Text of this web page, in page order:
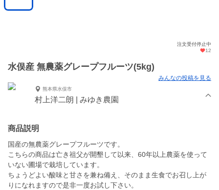
注文受付停止中
12
水俣産 無農薬グレープフルーツ(5kg)
みんなの投稿を見る
熊本県水俣市
村上洋二朗 | みゆき農園
商品説明
国産の無農薬グレープフルーツです。
こちらの商品は亡き祖父が開墾して以来、60年以上農薬を使って
いない圃場で栽培しています。
ちょうどよい酸味と甘さを兼ね備え、そのまま生食でお召し上が
りになれますので是非一度お試し下さい。